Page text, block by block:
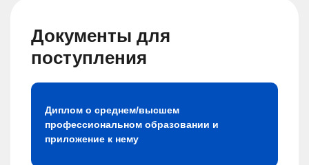
Документы для
поступления
Диплом о среднем/высшем
профессиональном образовании и
приложение к нему